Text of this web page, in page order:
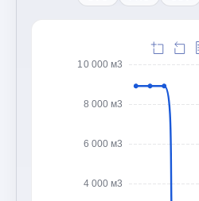
4 000 м3
6 000 м3
8 000 м3
10 000 м3